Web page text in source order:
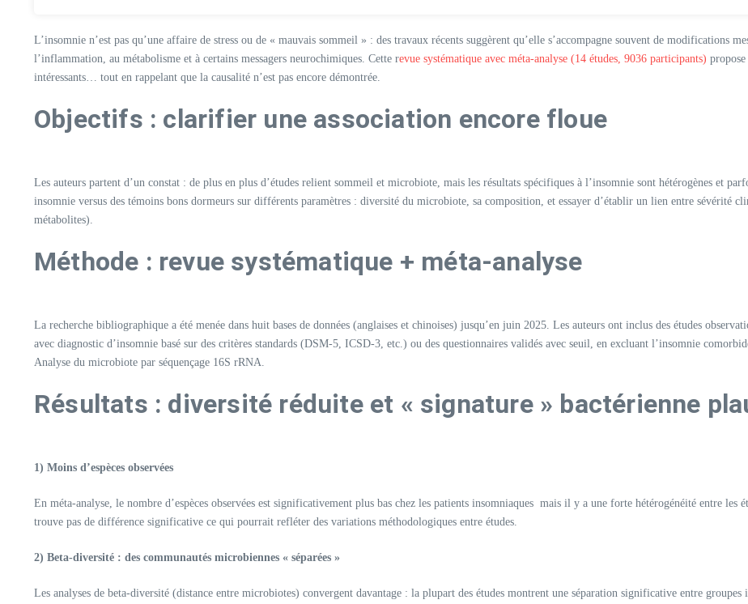
L’insomnie n’est pas qu’une affaire de stress ou de « mauvais sommeil » : des travaux récents suggèrent qu’elle s’accompagne souvent de modifications
l’inflammation, au métabolisme et à certains messagers neurochimiques. Cette revue systématique avec méta-analyse (14 études, 9036 participants)
intéressants… tout en rappelant que la causalité n’est pas encore démontrée.​
Objectifs : clarifier une association encore floue
Les auteurs partent d’un constat : de plus en plus d’études relient sommeil et microbiote, mais les résultats spécifiques à l’insomnie sont hétérogènes et
insomnie versus des témoins bons dormeurs sur différents paramètres : diversité du microbiote, sa composition, et essayer d’établir un lien entre sévérité
métabolites).​
Méthode : revue systématique + méta-analyse
La recherche bibliographique a été menée dans huit bases de données (anglaises et chinoises) jusqu’en juin 2025. Les auteurs ont inclus des études
avec diagnostic d’insomnie basé sur des critères standards (DSM-5, ICSD-3, etc.) ou des questionnaires validés avec seuil, en excluant l’insomnie
Analyse du microbiote par séquençage 16S rRNA.
Résultats : diversité réduite et « signature » bactérienne
1) Moins d’espèces observées
En méta-analyse, le nombre d’espèces observées est significativement plus bas chez les patients insomniaques mais il y a une forte hétérogénéité entre les
trouve pas de différence significative ce qui pourrait refléter des variations méthodologiques entre études.​
2) Beta-diversité : des communautés microbiennes « séparées »
Les analyses de beta-diversité (distance entre microbiotes) convergent davantage : la plupart des études montrent une séparation significative entre